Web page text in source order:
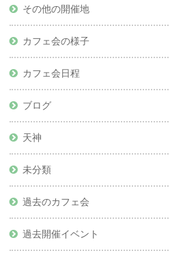
その他の開催地
カフェ会の様子
カフェ会日程
ブログ
天神
未分類
過去のカフェ会
過去開催イベント